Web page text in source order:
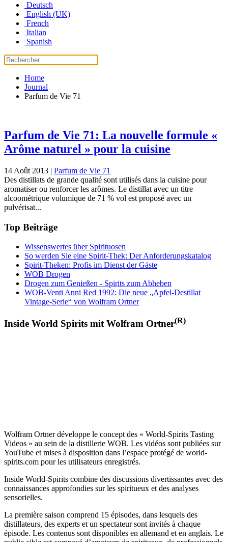
Deutsch
English (UK)
French
Italian
Spanish
Home
Journal
Parfum de Vie 71
Parfum de Vie 71: La nouvelle formule «
Arôme naturel » pour la cuisine
14 Août 2013 | Parfum de Vie 71
Des distillats de grande qualité sont utilisés dans la cuisine pour
aromatiser ou renforcer les arômes. Le distillat avec un titre
alcoométrique volumique de 71 % vol est proposé avec un
pulvérisat...
Top Beiträge
Wissenswertes über Spirituosen
So werden Sie eine Spirit-Thek: Der Anforderungskatalog
Spirit-Theken: Profis im Dienst der Gäste
WOB Drogen
Drogen zum Genießen - Spirits zum Abheben
WOB-Venti Anni Red 1992: Die neue „Apfel-Destillat
Vintage-Serie“ von Wolfram Ortner
Inside World Spirits mit Wolfram Ortner(R)
Wolfram Ortner développe le concept des « World-Spirits Tasting
Videos » au sein de la distillerie WOB. Les vidéos sont publiées sur
YouTube et mises à disposition dans l’espace protégé de world-
spirits.com pour les utilisateurs enregistrés.
Inside World-Spirits combine des discussions divertissantes avec des
connaissances approfondies sur les spiritueux et des analyses
sensorielles.
La première saison comprend 15 épisodes, dans lesquels des
distillateurs, des experts et un spectateur sont invités à chaque
épisode. Les contenus sont disponibles en allemand et en anglais. Le